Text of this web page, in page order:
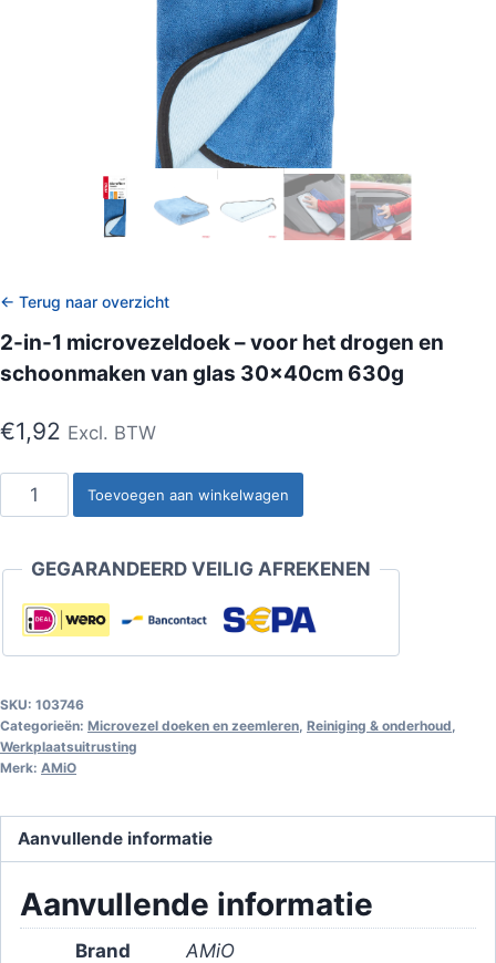
← Terug naar overzicht
2-in-1 microvezeldoek – voor het drogen en
schoonmaken van glas 30x40cm 630g
€1,92 Excl. BTW
in-
microvezeldoek
voor
drogen
en
schoonmaken
glas
30x40cm
aantal
Toevoegen aan winkelwagen
GEGARANDEERD VEILIG AFREKENEN
SKU: 103746
Categorieën: Microvezel doeken en zeemleren, Reiniging & onderhoud,
Werkplaatsuitrusting
Merk: AMiO
Aanvullende informatie
Aanvullende informatie
Brand AMiO